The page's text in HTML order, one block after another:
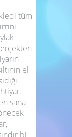
tüm
el
sana
bi